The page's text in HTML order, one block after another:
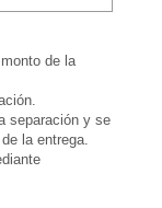
de la
separación y se
la entrega.